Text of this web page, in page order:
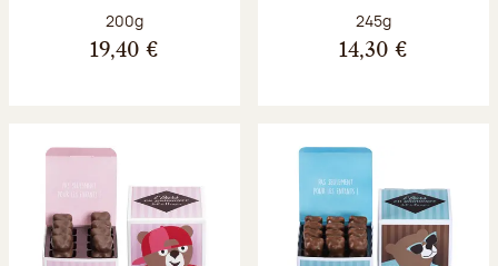
Poids net :
200g
19,40 €
Poids net :
245g
14,30 €